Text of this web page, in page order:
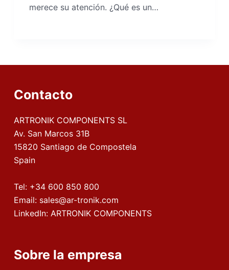
merece su atención. ¿Qué es un…
Contacto
ARTRONIK COMPONENTS SL
Av. San Marcos 31B
15820 Santiago de Compostela
Spain
Tel: +34 600 850 800
Email: sales@ar-tronik.com
LinkedIn: ARTRONIK COMPONENTS
Sobre la empresa